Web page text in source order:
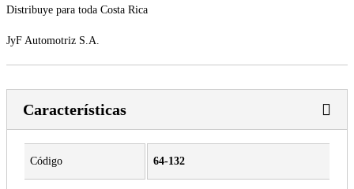
Distribuye para toda Costa Rica
JyF Automotriz S.A.
Características
Código 64-132